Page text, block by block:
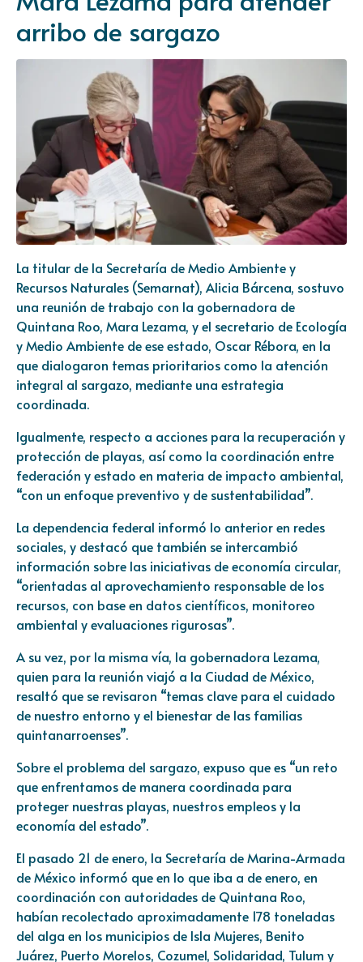
arribo de sargazo
La titular de la Secretaría de Medio Ambiente y
Recursos Naturales (Semarnat), Alicia Bárcena, sostuvo
una reunión de trabajo con la gobernadora de
Quintana Roo, Mara Lezama, y el secretario de Ecología
y Medio Ambiente de ese estado, Oscar Rébora, en la
que dialogaron temas prioritarios como la atención
integral al sargazo, mediante una estrategia
coordinada.
Igualmente, respecto a acciones para la recuperación y
protección de playas, así como la coordinación entre
federación y estado en materia de impacto ambiental,
“con un enfoque preventivo y de sustentabilidad”.
La dependencia federal informó lo anterior en redes
sociales, y destacó que también se intercambió
información sobre las iniciativas de economía circular,
“orientadas al aprovechamiento responsable de los
recursos, con base en datos científicos, monitoreo
ambiental y evaluaciones rigurosas”.
A su vez, por la misma vía, la gobernadora Lezama,
quien para la reunión viajó a la Ciudad de México,
resaltó que se revisaron “temas clave para el cuidado
de nuestro entorno y el bienestar de las familias
quintanarroenses”.
Sobre el problema del sargazo, expuso que es “un reto
que enfrentamos de manera coordinada para
proteger nuestras playas, nuestros empleos y la
economía del estado”.
El pasado 21 de enero, la Secretaría de Marina-Armada
de México informó que en lo que iba a de enero, en
coordinación con autoridades de Quintana Roo,
habían recolectado aproximadamente 178 toneladas
del alga en los municipios de Isla Mujeres, Benito
Juárez, Puerto Morelos, Cozumel, Solidaridad, Tulum y